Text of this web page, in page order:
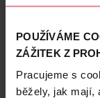
POUŽÍVÁME
ZÁŽITEK Z
Pracujeme s
běžely, jak mají,
Čištění: